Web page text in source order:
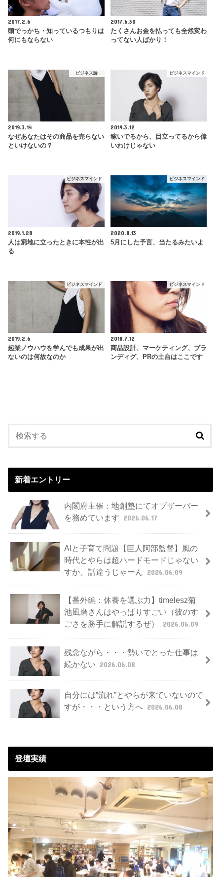
2017.2.6
頭でっかち・知っているつもりは
何にもならない
2017.6.30
たくさんお金を払っても全然変わ
ってない人ばかり！
ビジネス論
2019.3.14
なぜあなたはその商品を売らない
といけないの？
ビジネスマインド
2019.3.12
稼いでるから、目立ってるから偉
いわけじゃない
ビジネスマインド
2019.1.28
人は窮地に立ったときに本性が出
る
ビジネスマインド
2020.8.13
5月にした予言、当たるみたいよ
ビジネスマインド
2019.2.6
起業ノウハウを学んでも成果が出
ないのは何故なのか
ビジネスマインド
2018.7.12
商品設計、マーケティング、ブラ
ンディグ、PRの土台はここです
新着エントリー
内閣府主催：地創塾にてオブザーバー
を務めています 2026.06.17
AIと子育て問題【巨人阿部監督】風の
時代とやらは超ハードモードじゃない
すか。話違うじゃーん
2026.06.09
【番外編：休養を選ぶ力】timelesz菊
池風磨さんはやっぱりすごい（彼のす
ごさを勝手に解説するぜ）
2026.06.09
残念ながら・・・勢いでとった仕事は
続かない 2026.06.08
自分には”流れ”とやらが来ていないので
すが・・・という方へ 2026.06.08
登壇実績